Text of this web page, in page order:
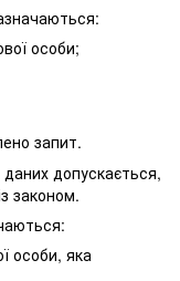
особи;
запит.
допускається,
законом.
особи, яка